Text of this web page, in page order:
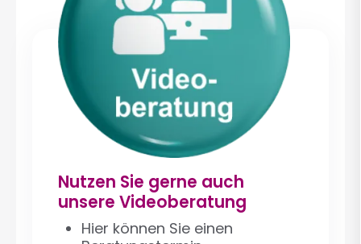
Nutzen Sie gerne auch
unsere Videoberatung
Hier können Sie einen